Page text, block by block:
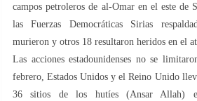
campos petroleros de al-Omar en el este de
las Fuerzas Democráticas Sirias
murieron y otros 18 resultaron heridos en el
Las acciones estadounidenses no se
febrero, Estados Unidos y el Reino Unido
36 sitios de los hutíes (Ansar Allah)